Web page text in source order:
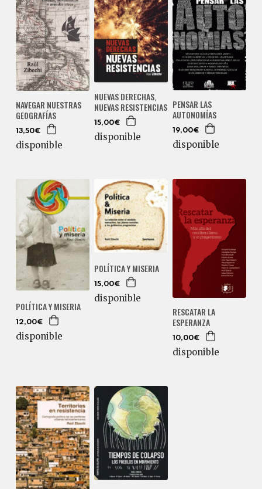
NAVEGAR NUESTRAS
GEOGRAFÍAS
13,50€
disponible
NUEVAS DERECHAS,
NUEVAS RESISTENCIAS
15,00€
disponible
PENSAR LAS
AUTONOMÍAS
19,00€
disponible
POLÍTICA Y MISERIA
12,00€
disponible
POLÍTICA Y MISERIA
15,00€
disponible
RESCATAR LA
ESPERANZA
10,00€
disponible